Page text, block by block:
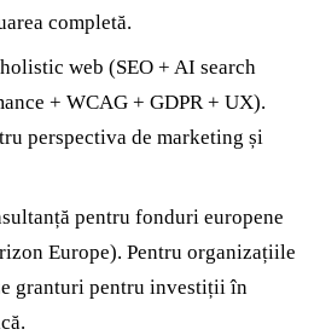
completă.
web (SEO + AI search
+ WCAG + GDPR + UX).
perspectiva de marketing și
pentru fonduri europene
Europe). Pentru organizațiile
granturi pentru investiții în